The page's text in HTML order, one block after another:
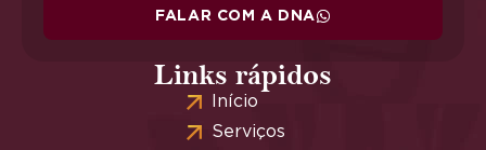
FALAR COM A DNA
Links rápidos
Início
Serviços